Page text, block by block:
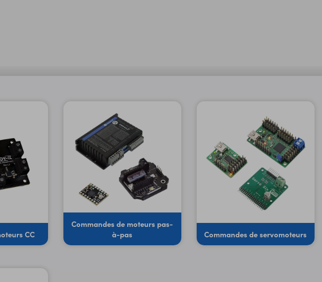
CC
Commandes de moteurs pas-
à-pas
Commandes de servomoteurs